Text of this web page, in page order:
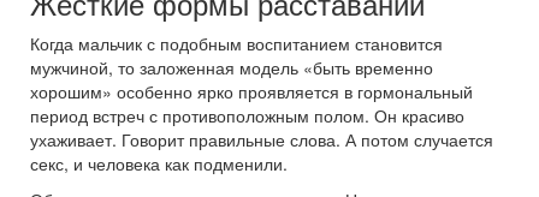
Когда мальчик с подобным воспитанием становится
мужчиной, то заложенная модель «быть временно
хорошим» особенно ярко проявляется в гормональный
период встреч с противоположным полом. Он красиво
ухаживает. Говорит правильные слова. А потом случается
секс, и человека как подменили.